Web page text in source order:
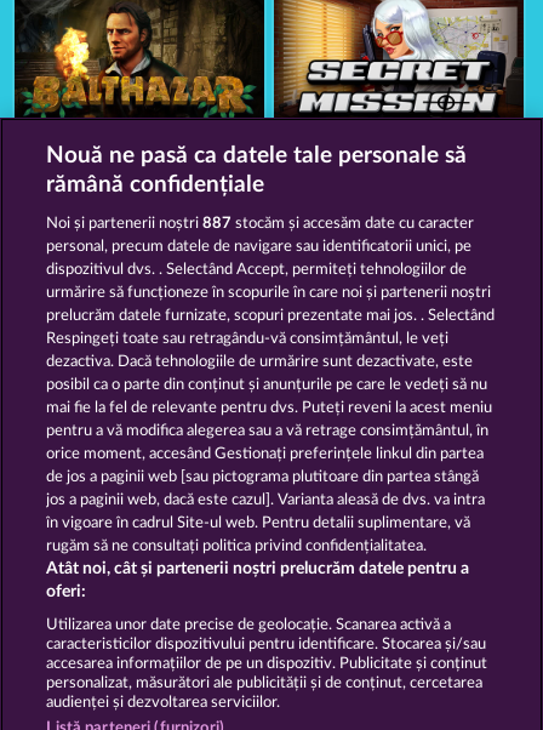
Balthazar Secret Mission
Robin & his girl Blitz Coins
Termeni și condiții
Declarație de confidențialitate
Asistență tehnică Firmă
Întrebări frecvente
Trimite Cererea de Retragere
Nouă ne pasă ca datele tale personale să
rămână confidențiale
Noi și partenerii noștri887 stocăm și accesăm date cu caracter
personal, precum datele de navigare sau identificatorii unici, pe
dispozitivul dvs. . Selectând Accept, permiteți tehnologiilor de
urmărire să funcționeze în scopurile în care noi și partenerii noștri
prelucrăm datele furnizate, scopuri prezentate mai jos. . Selectând
Respingeți toate sau retragându-vă consimțământul, le veți
dezactiva. Dacă tehnologiile de urmărire sunt dezactivate, este
posibil ca o parte din conținut și anunțurile pe care le vedeți să nu
mai fie la fel de relevante pentru dvs. Puteți reveni la acest meniu
pentru a vă modifica alegerea sau a vă retrage consimțământul, în
orice moment, accesând Gestionați preferințele linkul din partea
de jos a paginii web [sau pictograma plutitoare din partea stângă
jos a paginii web, dacă este cazul]. Varianta aleasă de dvs. va intra
în vigoare în cadrul Site-ul web. Pentru detalii suplimentare, vă
rugăm să ne consultați politica privind confidențialitatea.
Atât noi, cât și partenerii noștri prelucrăm datele pentru a
oferi:
Utilizarea unor date precise de geolocație. Scanarea activă a
caracteristicilor dispozitivului pentru identificare. Stocarea și/sau
accesarea informațiilor de pe un dispozitiv. Publicitate și conținut
personalizat, măsurători ale publicității și de conținut, cercetarea
audienței și dezvoltarea serviciilor.